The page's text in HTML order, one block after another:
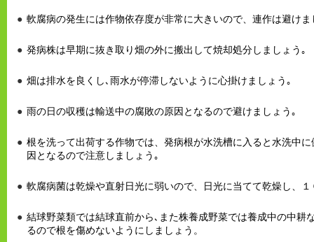
軟腐病の発生には作物依存度が非常に大きいので、連作は避けま
発病株は早期に抜き取り畑の外に搬出して焼却処分しましょう｡
畑は排水を良くし､雨水が停滞しないように心掛けましょう｡
雨の日の収穫は輸送中の腐敗の原因となるので避けましょう｡
根を洗って出荷する作物では、発病根が水洗槽に入ると水洗中
因となるので注意しましょう｡
軟腐病菌は乾燥や直射日光に弱いので、日光に当てて乾燥し、
結球野菜類では結球直前から､また株養成野菜では養成中の中耕
るので根を傷めないようにしましょう。